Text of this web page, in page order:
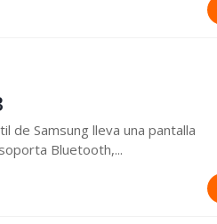
de Samsung lleva una pantalla
Bluetooth,...